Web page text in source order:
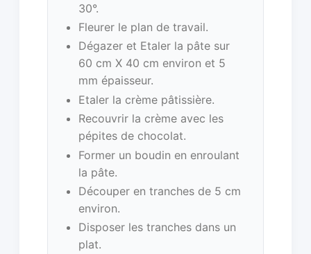
30°.
Fleurer le plan de travail.
Dégazer et Etaler la pâte sur
60 cm X 40 cm environ et 5
mm épaisseur.
Etaler la crème pâtissière.
Recouvrir la crème avec les
pépites de chocolat.
Former un boudin en enroulant
la pâte.
Découper en tranches de 5 cm
environ.
Disposer les tranches dans un
plat.